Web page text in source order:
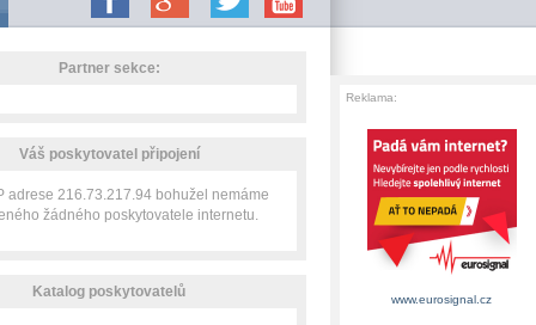
Partner sekce:
Váš poskytovatel připojení
adrese 216.73.217.94 bohužel nemáme
žádného poskytovatele internetu.
Katalog poskytovatelů
Reklama:
www.eurosignal.cz